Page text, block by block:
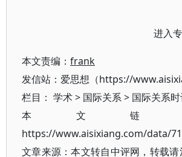
进入
本文责编： frank
发信站：爱思想（https://
栏目： 学术> 国际关系> 国际关系
本文链
https://www.aisixiang.com/data/
文章来源：本文转自中评网，转载请